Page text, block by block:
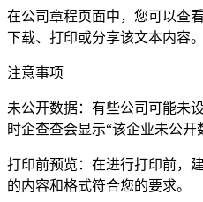
在公司章程页面中，您可以查
下载、打印或分享该文本内容。
注意事项
未公开数据：有些公司可能未
时企查查会显示“该企业未公开
打印前预览：在进行打印前，
的内容和格式符合您的要求。